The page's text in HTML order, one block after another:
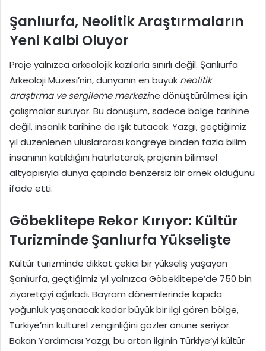
Şanlıurfa, Neolitik Araştırmaların
Yeni Kalbi Oluyor
Proje yalnızca arkeolojik kazılarla sınırlı değil. Şanlıurfa
Arkeoloji Müzesi’nin, dünyanın en büyük neolitik
araştırma ve sergileme merkezine dönüştürülmesi için
çalışmalar sürüyor. Bu dönüşüm, sadece bölge tarihine
değil, insanlık tarihine de ışık tutacak. Yazgı, geçtiğimiz
yıl düzenlenen uluslararası kongreye binden fazla bilim
insanının katıldığını hatırlatarak, projenin bilimsel
altyapısıyla dünya çapında benzersiz bir örnek olduğunu
ifade etti.
Göbeklitepe Rekor Kırıyor: Kültür
Turizminde Şanlıurfa Yükselişte
Kültür turizminde dikkat çekici bir yükseliş yaşayan
Şanlıurfa, geçtiğimiz yıl yalnızca Göbeklitepe’de 750 bin
ziyaretçiyi ağırladı. Bayram dönemlerinde kapıda
yoğunluk yaşanacak kadar büyük bir ilgi gören bölge,
Türkiye’nin kültürel zenginliğini gözler önüne seriyor.
Bakan Yardımcısı Yazgı, bu artan ilginin Türkiye’yi kültür